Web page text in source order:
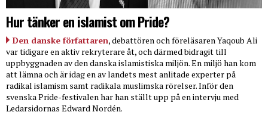
Hur tänker en islamist om Pride?
Den danske författaren, debattören och föreläsaren Yaqoub Ali
var tidigare en aktiv rekryterare åt, och därmed bidragit till
uppbyggnaden av den danska islamistiska miljön. En miljö han kom
att lämna och är idag en av landets mest anlitade experter på
radikal islamism samt radikala muslimska rörelser. Inför den
svenska Pride-festivalen har han ställt upp på en intervju med
Ledarsidornas Edward Nordén.